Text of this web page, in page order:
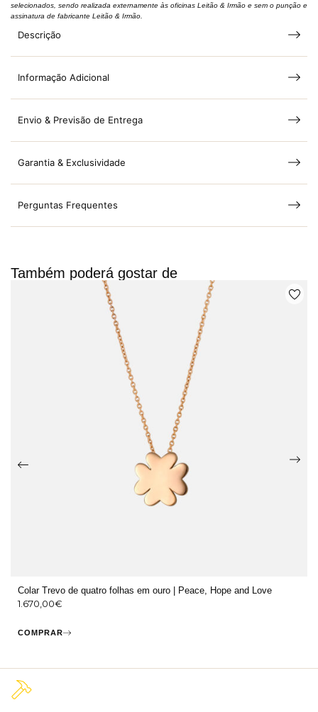
selecionados, sendo realizada externamente às oficinas Leitão & Irmão e sem o punção e
assinatura de fabricante Leitão & Irmão.
Descrição
Informação Adicional
Envio & Previsão de Entrega
Garantia & Exclusividade
Perguntas Frequentes
Também poderá gostar de
Colar Trevo de quatro folhas em ouro | Peace, Hope and Love
1.670,00€
COMPRAR